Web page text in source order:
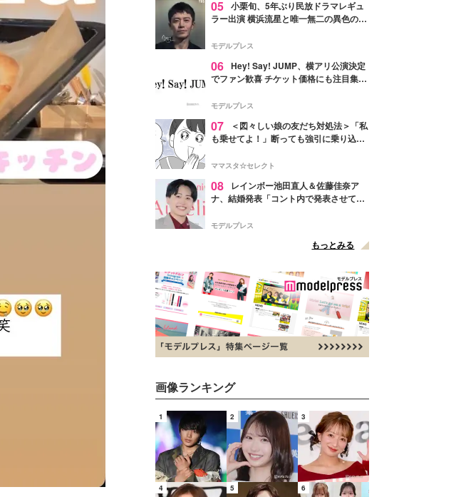
05 小栗旬、5年ぶり民放ドラマレギュ
ラー出演 横浜流星と唯一無二の異色のバ
モデルプレス
06 Hey! Say! JUMP、横アリ公演決定
でファン歓喜 チケット価格にも注目集ま
モデルプレス
07
＜図々しい娘の友だち対処法＞「私
も乗せてよ！」断っても強引に乗り込ん
ママスタ☆セレクト
08
レインボー池田直人＆佐藤佳奈ア
ナ、結婚発表「コント内で発表させてい
点変更のため
モデルプレス
もっとみる
画像ランキング
1 2 3
4 5 6